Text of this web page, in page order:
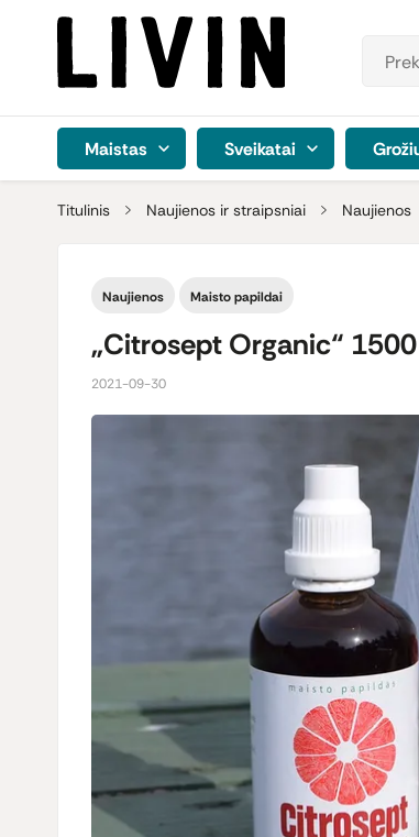
Maistas Sveikatai
Titulinis Naujienos ir straipsniai Naujienos
Naujienos Maisto papildai
„Citrosept Organic“
2021-09-30